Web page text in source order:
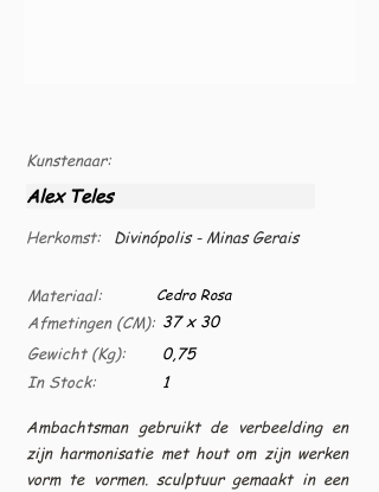
Kunstenaar:
Alex Teles
Herkomst: Divinópolis - Minas Gerais
Materiaal:
Afmetingen (CM):
Gewicht (Kg):
In Stock:
Cedro Rosa
37 x 30
0,75
1
Ambachtsman gebruikt de verbeelding en
zijn harmonisatie met hout om zijn werken
vorm te vormen. sculptuur gemaakt in een